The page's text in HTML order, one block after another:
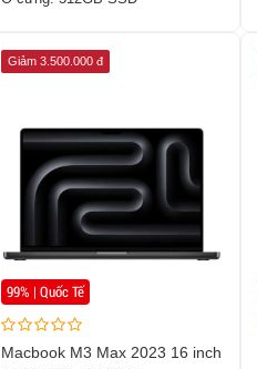
99% | Quốc Tế
Giảm 3.500.000 đ
Macbook M3 Max 2023 16 inch